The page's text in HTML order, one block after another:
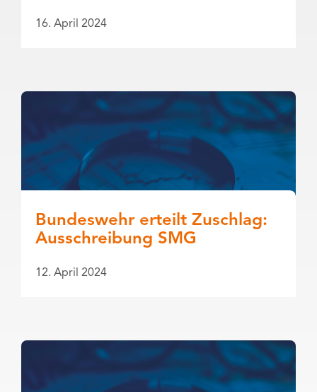
16. April 2024
Bundeswehr erteilt Zuschlag:
Ausschreibung SMG
12. April 2024